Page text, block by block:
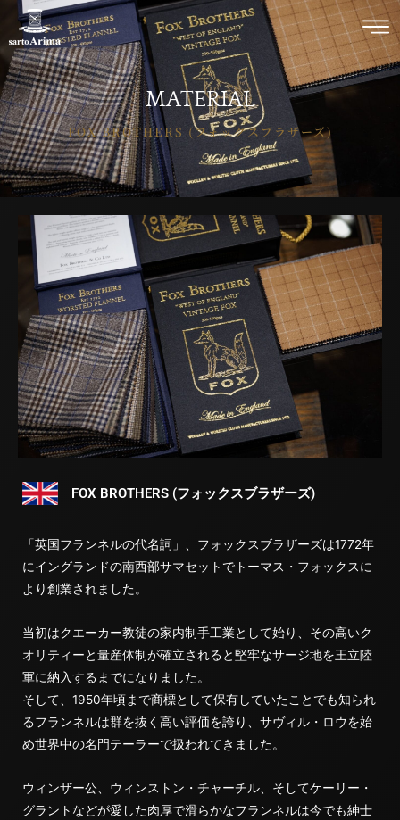
MATERIAL
FOX BROTHERS (フォックスブラザーズ)
FOX BROTHERS (フォックスブラザーズ)
「英国フランネルの代名詞」、フォックスブラザーズは1772年
にイングランドの南西部サマセットでトーマス・フォックスに
より創業されました。
当初はクエーカー教徒の家内制手工業として始り、その高いク
オリティーと量産体制が確立されると堅牢なサージ地を王立陸
軍に納入するまでになりました。
そして、1950年頃まで商標として保有していたことでも知られ
るフランネルは群を抜く高い評価を誇り、サヴィル・ロウを始
め世界中の名門テーラーで扱われてきました。
ウィンザー公、ウィンストン・チャーチル、そしてケーリー・
グラントなどが愛した肉厚で滑らかなフランネルは今でも紳士